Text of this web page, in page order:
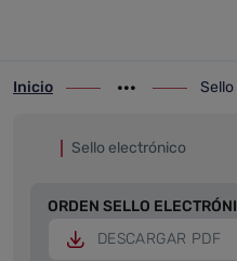
ir-a inicio
Inicio
Mostrar
ir-a Sello
Sello electrónico
ORDEN SELLO
DESCARGAR PDF